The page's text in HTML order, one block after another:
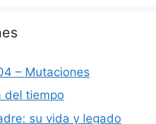
– Mutaciones
del tiempo
su vida y legado